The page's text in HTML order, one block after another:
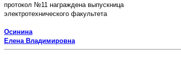
протокол №11 награждена выпускница
электротехнического факультета
Осинина
Елена Владимировна